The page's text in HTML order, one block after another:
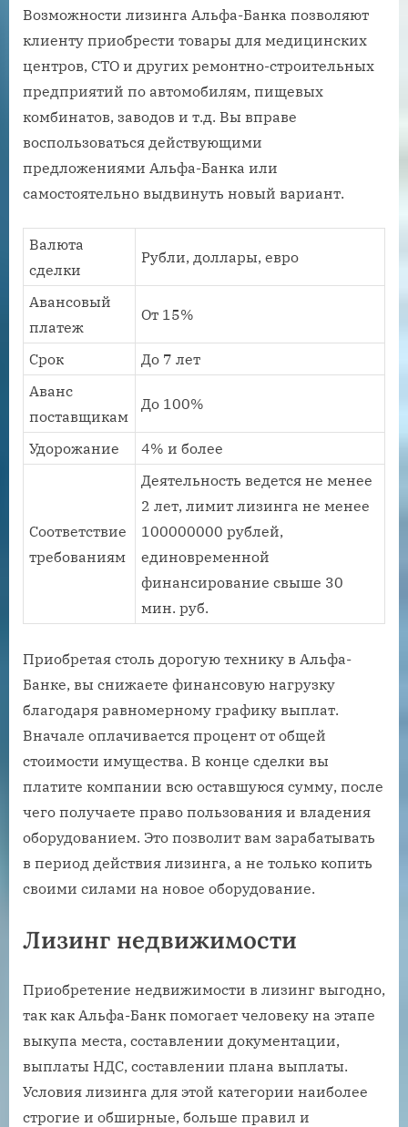
Возможности лизинга Альфа-Банка позволяют
клиенту приобрести товары для медицинских
центров, СТО и других ремонтно-строительных
предприятий по автомобилям, пищевых
комбинатов, заводов и т.д. Вы вправе
воспользоваться действующими
предложениями Альфа-Банка или
самостоятельно выдвинуть новый вариант.
Валюта
сделки
Рубли, доллары, евро
Авансовый
платеж
От 15%
Срок
До 7 лет
Аванс
поставщикам
До 100%
Удорожание 4% и более
Соответствие
требованиям
Деятельность ведется не менее
2 лет, лимит лизинга не менее
100000000 рублей,
единовременной
финансирование свыше 30
мин. руб.
Приобретая столь дорогую технику в Альфа-
Банке, вы снижаете финансовую нагрузку
благодаря равномерному графику выплат.
Вначале оплачивается процент от общей
стоимости имущества. В конце сделки вы
платите компании всю оставшуюся сумму, после
чего получаете право пользования и владения
оборудованием. Это позволит вам зарабатывать
в период действия лизинга, а не только копить
своими силами на новое оборудование.
Лизинг недвижимости
Приобретение недвижимости в лизинг выгодно,
так как Альфа-Банк помогает человеку на этапе
выкупа места, составлении документации,
выплаты НДС, составлении плана выплаты.
Условия лизинга для этой категории наиболее
строгие и обширные, больше правил и